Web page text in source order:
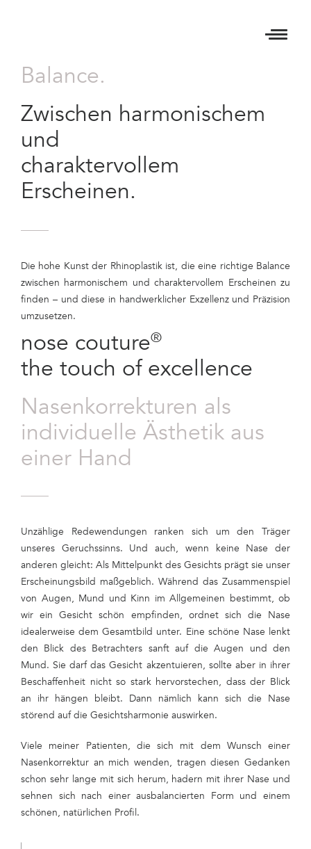
Balance.
Zwischen harmonischem
und
charaktervollem
Erscheinen.
Die hohe Kunst der Rhinoplastik ist, die eine richtige Balance
zwischen harmonischem und charaktervollem Erscheinen zu
finden – und diese in handwerklicher Exzellenz und Präzision
umzusetzen.
nose couture®
the touch of excellence
Nasenkorrekturen als
individuelle Ästhetik aus
einer Hand
Unzählige Redewendungen ranken sich um den Träger
unseres Geruchssinns. Und auch, wenn keine Nase der
anderen gleicht: Als Mittelpunkt des Gesichts prägt sie unser
Erscheinungsbild maßgeblich. Während das Zusammenspiel
von Augen, Mund und Kinn im Allgemeinen bestimmt, ob
wir ein Gesicht schön empfinden, ordnet sich die Nase
idealerweise dem Gesamtbild unter. Eine schöne Nase lenkt
den Blick des Betrachters sanft auf die Augen und den
Mund. Sie darf das Gesicht akzentuieren, sollte aber in ihrer
Beschaffenheit nicht so stark hervorstechen, dass der Blick
an ihr hängen bleibt. Dann nämlich kann sich die Nase
störend auf die Gesichtsharmonie auswirken.
Viele meiner Patienten, die sich mit dem Wunsch einer
Nasenkorrektur an mich wenden, tragen diesen Gedanken
schon sehr lange mit sich herum, hadern mit ihrer Nase und
sehnen sich nach einer ausbalancierten Form und einem
schönen, natürlichen Profil.